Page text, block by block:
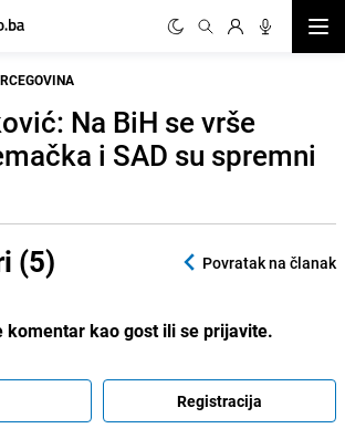
Na BiH se vrše
i SAD su spremni
(5) Povratak na članak
komentar kao gost ili se prijavite.
Registracija